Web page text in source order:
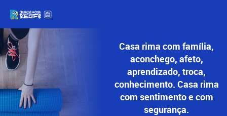
Casa rima com família,
aconchego, afeto,
aprendizado, troca,
conhecimento. Casa rima
com sentimento e com
segurança.